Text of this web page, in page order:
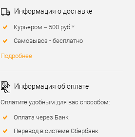
Информация о доставке
Курьером – 500 руб.*
Самовывоз - бесплатно
Подробнее
Информация об оплате
Оплатите удобным для вас способом:
Оплата через Банк
Перевод в системе Сбербанк